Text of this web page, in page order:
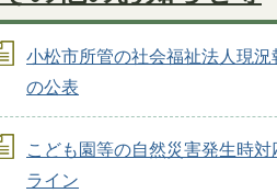
小松市所管の社会福祉法人現況
の公表
こども園等の自然災害発生時対
ライン